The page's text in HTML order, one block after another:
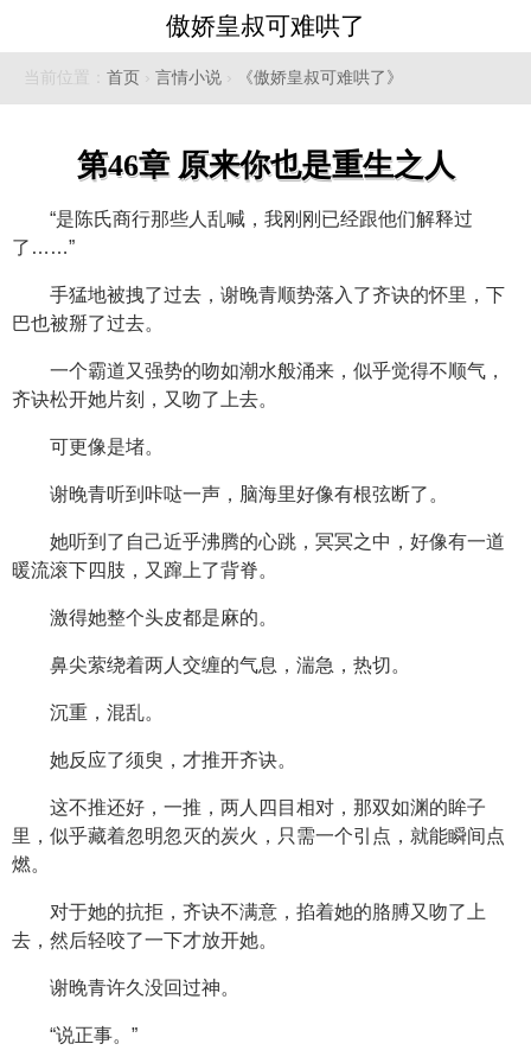
傲娇皇叔可难哄了
当前位置： 首页 › 言情小说 › 《傲娇皇叔可难哄了》
第46章 原来你也是重生之人
“是陈氏商行那些人乱喊，我刚刚已经跟他们解释过
了……”
手猛地被拽了过去，谢晚青顺势落入了齐诀的怀里，下
巴也被掰了过去。
一个霸道又强势的吻如潮水般涌来，似乎觉得不顺气，
齐诀松开她片刻，又吻了上去。
可更像是堵。
谢晚青听到咔哒一声，脑海里好像有根弦断了。
她听到了自己近乎沸腾的心跳，冥冥之中，好像有一道
暖流滚下四肢，又蹿上了背脊。
激得她整个头皮都是麻的。
鼻尖萦绕着两人交缠的气息，湍急，热切。
沉重，混乱。
她反应了须臾，才推开齐诀。
这不推还好，一推，两人四目相对，那双如渊的眸子
里，似乎藏着忽明忽灭的炭火，只需一个引点，就能瞬间点
燃。
对于她的抗拒，齐诀不满意，掐着她的胳膊又吻了上
去，然后轻咬了一下才放开她。
谢晚青许久没回过神。
“说正事。”